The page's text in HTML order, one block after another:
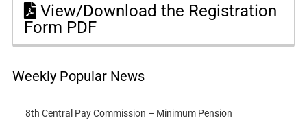
View/Download the Registration
Form PDF
Weekly Popular News
8th Central Pay Commission – Minimum Pension